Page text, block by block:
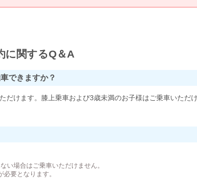
に関するQ＆A
できますか？
だけます。膝上乗車および3歳未満のお子様はご乗車いただ
い場合はご乗車いただけません。
要となります。